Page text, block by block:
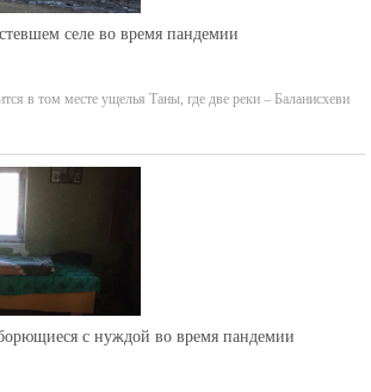
селе во время пандемии
в том месте ущелья Таны, где две реки – Баланисхеви
с нуждой во время пандемии